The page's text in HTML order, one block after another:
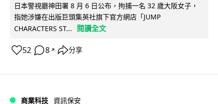
日本警視廳神田署 8 月 6 日公布，拘捕一名 32 歲大阪女子，
指她涉嫌在出版巨頭集英社旗下官方網店「JUMP
CHARACTERS ST...
閱讀全文
52 8 ↗ 分享
商業科技 資訊保安